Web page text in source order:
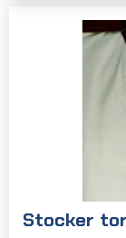
Stocker